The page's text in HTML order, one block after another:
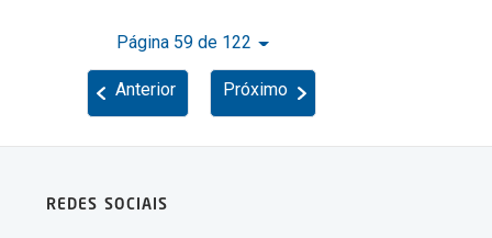
Página 59 de 122
Anterior Próximo
REDES SOCIAIS